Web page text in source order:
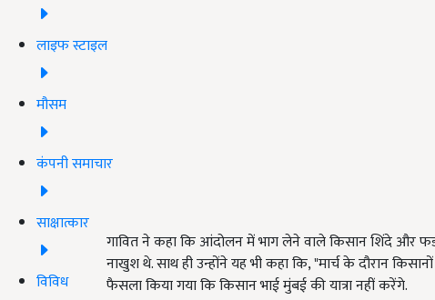
लाइफ स्टाइल
मौसम
कंपनी समाचार
साक्षात्कार
विविध
गावित ने कहा कि आंदोलन में भाग लेने वाले किसान शिंदे और
नाखुश थे. साथ ही उन्होंने यह भी कहा कि, "मार्च के दौरान
फैसला किया गया कि किसान भाई मुंबई की यात्रा नहीं करेंगे.